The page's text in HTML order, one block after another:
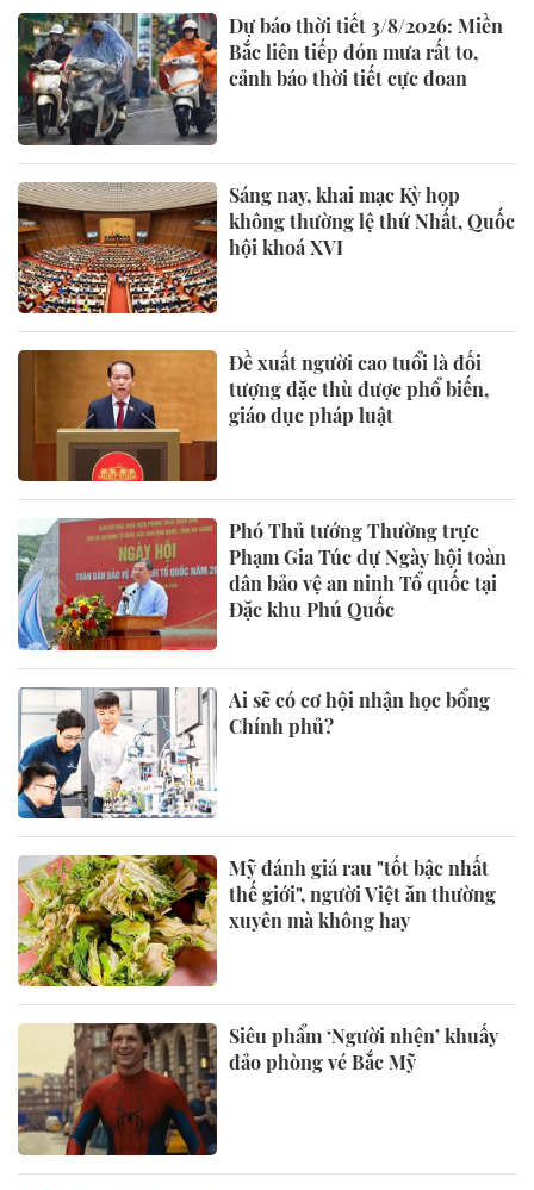
Dự báo thời tiết 3/8/2026: Miền
Bắc liên tiếp đón mưa rất to,
cảnh báo thời tiết cực đoan
Sáng nay, khai mạc Kỳ họp
không thường lệ thứ Nhất, Quốc
hội khoá XVI
Đề xuất người cao tuổi là đối
tượng đặc thù được phổ biến,
giáo dục pháp luật
Phó Thủ tướng Thường trực
Phạm Gia Túc dự Ngày hội toàn
dân bảo vệ an ninh Tổ quốc tại
Đặc khu Phú Quốc
Ai sẽ có cơ hội nhận học bổng
Chính phủ?
Mỹ đánh giá rau "tốt bậc nhất
thế giới", người Việt ăn thường
xuyên mà không hay
Siêu phẩm ‘Người nhện’ khuấy
đảo phòng vé Bắc Mỹ